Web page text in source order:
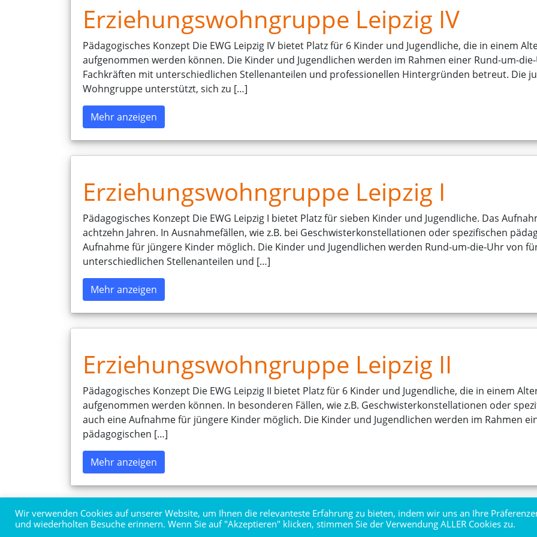
Erziehungswohngruppe Leipzig IV
Pädagogisches Konzept Die EWG Leipzig IV bietet Platz für 6 Kinder und Jugendliche, die in einem
aufgenommen werden können. Die Kinder und Jugendlichen werden im Rahmen einer Rund-um-
Fachkräften mit unterschiedlichen Stellenanteilen und professionellen Hintergründen betreut. Die
Wohngruppe unterstützt, sich zu […]
Mehr anzeigen
Erziehungswohngruppe Leipzig I
Pädagogisches Konzept Die EWG Leipzig I bietet Platz für sieben Kinder und Jugendliche. Das
achtzehn Jahren. In Ausnahmefällen, wie z.B. bei Geschwisterkonstellationen oder spezifischen
Aufnahme für jüngere Kinder möglich. Die Kinder und Jugendlichen werden Rund-um-die-Uhr von
unterschiedlichen Stellenanteilen und […]
Mehr anzeigen
Erziehungswohngruppe Leipzig II
Pädagogisches Konzept Die EWG Leipzig II bietet Platz für 6 Kinder und Jugendliche, die in einem
aufgenommen werden können. In besonderen Fällen, wie z.B. Geschwisterkonstellationen oder
auch eine Aufnahme für jüngere Kinder möglich. Die Kinder und Jugendlichen werden im Rahmen
pädagogischen […]
Mehr anzeigen
Wir verwenden Cookies auf unserer Website, um Ihnen die relevanteste Erfahrung zu bieten, indem wir uns an Ihre
und wiederholten Besuche erinnern. Wenn Sie auf "Akzeptieren" klicken, stimmen Sie der Verwendung ALLER Cookies zu.